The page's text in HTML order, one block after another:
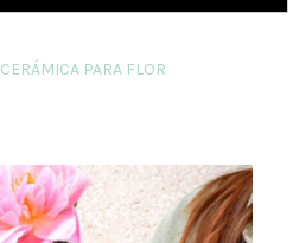
PARA FLOR